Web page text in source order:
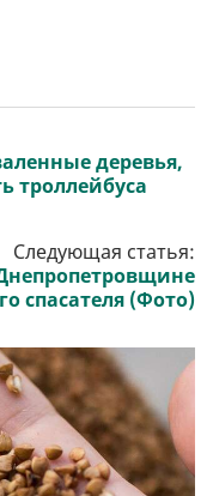
деревья,
троллейбуса
Следующая статья:
спасателя (Фото)